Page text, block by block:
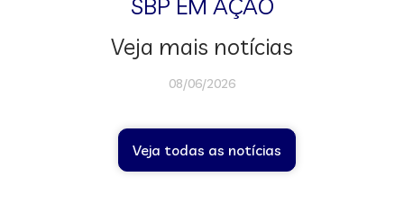
SBP EM AÇÃO
Veja mais notícias
08/06/2026
Veja todas as notícias